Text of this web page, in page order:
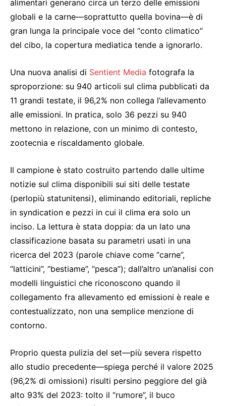
alimentari generano circa un terzo delle emissioni
globali e la carne—soprattutto quella bovina—è di
gran lunga la principale voce del “conto climatico”
del cibo, la copertura mediatica tende a ignorarlo.
Una nuova analisi di Sentient Media fotografa la
sproporzione: su 940 articoli sul clima pubblicati da
11 grandi testate, il 96,2% non collega l’allevamento
alle emissioni. In pratica, solo 36 pezzi su 940
mettono in relazione, con un minimo di contesto,
zootecnia e riscaldamento globale.
Il campione è stato costruito partendo dalle ultime
notizie sul clima disponibili sui siti delle testate
(perlopiù statunitensi), eliminando editoriali, repliche
in syndication e pezzi in cui il clima era solo un
inciso. La lettura è stata doppia: da un lato una
classificazione basata su parametri usati in una
ricerca del 2023 (parole chiave come “carne”,
“latticini”, “bestiame”, “pesca”); dall’altro un’analisi con
modelli linguistici che riconoscono quando il
collegamento fra allevamento ed emissioni è reale e
contestualizzato, non una semplice menzione di
contorno.
Proprio questa pulizia del set—più severa rispetto
allo studio precedente—spiega perché il valore 2025
(96,2% di omissioni) risulti persino peggiore del già
alto 93% del 2023: tolto il “rumore”, il buco